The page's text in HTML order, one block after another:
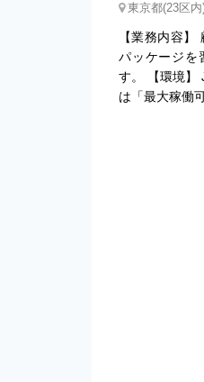
東京都(23区内
【業務内容
パッケージを
す。 【環境】
は「最大稼働